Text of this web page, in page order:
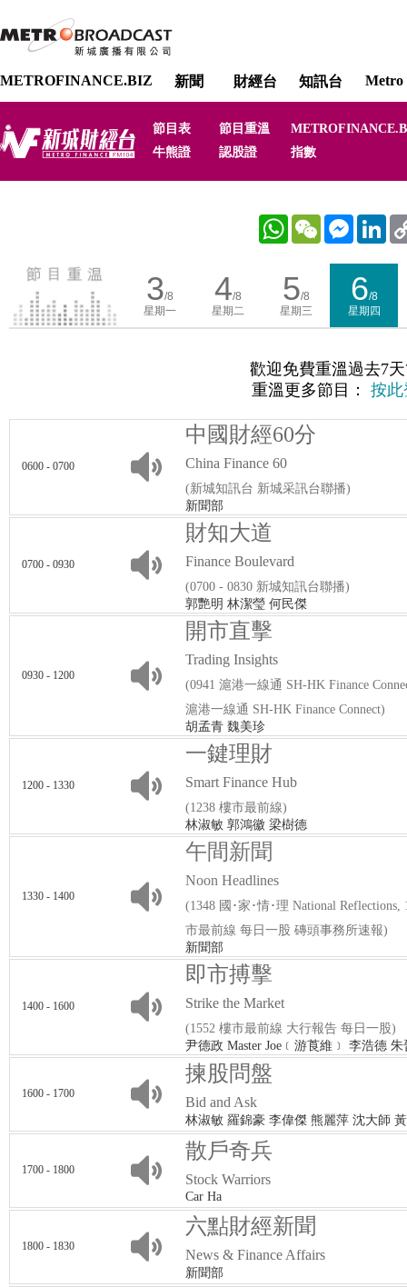
METROFINANCE.BIZ 新聞 財經台 知訊台 Metro
節目表 節目重溫
牛熊證
認股證 指數
WhatsAppWeChat Messenger
3/8
星期一
4/8
星期二
5/8
星期三
6/8
星期四
歡迎免費重溫過去7
重溫更多節目： 按此
0600 - 0700
中國財經60分
China Finance 60
(新城知訊台 新城采訊台聯播)
新聞部
0700 - 0930
財知大道
Finance Boulevard
(0700 - 0830 新城知訊台聯播)
郭艷明 林潔瑩 何民傑
0930 - 1200
開市直擊
Trading Insights
(0941 滬港一線通 SH-HK Finance
滬港一線通 SH-HK Finance Connect)
胡孟青 魏美珍
1200 - 1330
一鍵理財
Smart Finance Hub
(1238 樓市最前線)
林淑敏 郭鴻徽 梁樹德
1330 - 1400
午間新聞
Noon Headlines
(1348 國･家･情･理 National
市最前線 每日一股 磚頭事務所速報)
新聞部
1400 - 1600
即市搏擊
Strike the Market
(1552 樓市最前線 大行報告 每日一股)
尹德政 Master Joe﹝游莨維﹞ 李浩德
1600 - 1700
揀股問盤
Bid and Ask
林淑敏 羅錦豪 李偉傑 熊麗萍 沈大師
1700 - 1800
散戶奇兵
Stock Warriors
Car Ha
1800 - 1830
六點財經新聞
News & Finance Affairs
新聞部